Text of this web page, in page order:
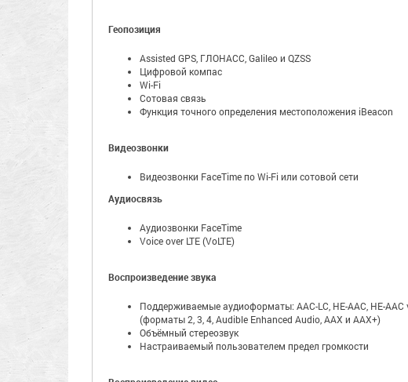
Геопозиция
Assisted GPS, ГЛОНАСС, Galileo и QZSS
Цифровой компас
Wi-Fi
Сотовая связь
Функция точного определения местоположения iBeacon
Видеозвонки
Видеозвонки FaceTime по Wi-Fi или сотовой сети
Аудиосвязь
Аудиозвонки FaceTime
Voice over LTE (VoLTE)
Воспроизведение звука
Поддерживаемые аудиоформаты: AAC-LC, HE-AAC, HE-
(форматы 2, 3, 4, Audible Enhanced Audio, AAX и AAX+)
Объёмный стереозвук
Настраиваемый пользователем предел громкости